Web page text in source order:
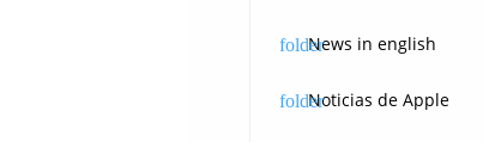
News in english
Noticias de Apple